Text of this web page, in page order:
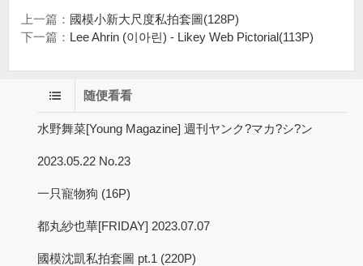
上一篇： 國模小新大尺度私拍套圖(128P)
下一篇： Lee Ahrin (이아린) - Likey Web Pictorial(113P)
随便看看
水野舞菜[Young Magazine] 週刊ヤンク?マカ?シ?ン
2023.05.22 No.23
一只寵物狗 (16P)
都丸紗也華[FRIDAY] 2023.07.07
國模沈凱私拍套圖 pt.1 (220P)